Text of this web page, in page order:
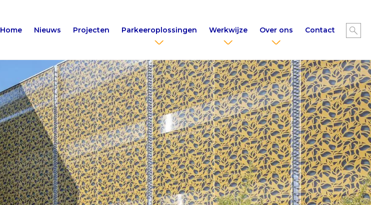
Home Nieuws Projecten Parkeeroplossingen Werkwijze Over ons Contact